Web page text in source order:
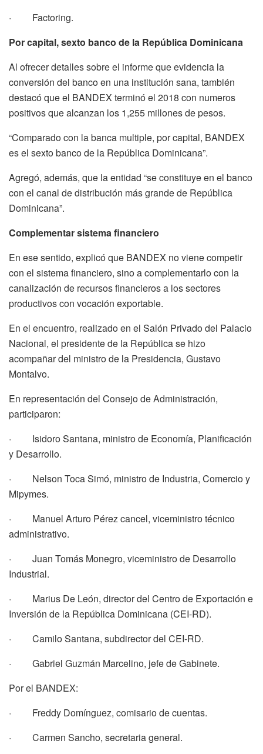
· Factoring.
Por capital, sexto banco de la República Dominicana
Al ofrecer detalles sobre el informe que evidencia la
conversión del banco en una institución sana, también
destacó que el BANDEX terminó el 2018 con numeros
positivos que alcanzan los 1,255 millones de pesos.
“Comparado con la banca multiple, por capital, BANDEX
es el sexto banco de la República Dominicana”.
Agregó, además, que la entidad “se constituye en el banco
con el canal de distribución más grande de República
Dominicana”.
Complementar sistema financiero
En ese sentido, explicó que BANDEX no viene competir
con el sistema financiero, sino a complementarlo con la
canalización de recursos financieros a los sectores
productivos con vocación exportable.
En el encuentro, realizado en el Salón Privado del Palacio
Nacional, el presidente de la República se hizo
acompañar del ministro de la Presidencia, Gustavo
Montalvo.
En representación del Consejo de Administración,
participaron:
· Isidoro Santana, ministro de Economía, Planificación
y Desarrollo.
· Nelson Toca Simó, ministro de Industria, Comercio y
Mipymes.
· Manuel Arturo Pérez cancel, viceministro técnico
administrativo.
· Juan Tomás Monegro, viceministro de Desarrollo
Industrial.
· Marius De León, director del Centro de Exportación e
Inversión de la República Dominicana (CEI-RD).
· Camilo Santana, subdirector del CEI-RD.
· Gabriel Guzmán Marcelino, jefe de Gabinete.
Por el BANDEX:
· Freddy Domínguez, comisario de cuentas.
· Carmen Sancho, secretaria general.